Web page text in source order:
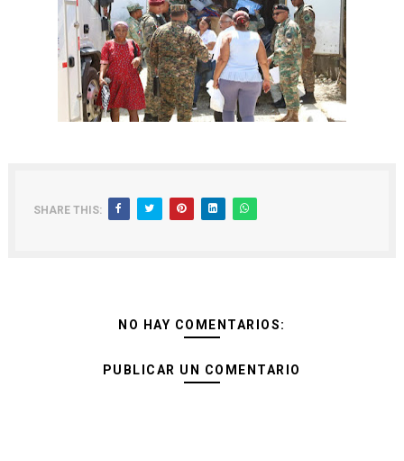
SHARE THIS:
NO HAY COMENTARIOS:
PUBLICAR UN COMENTARIO